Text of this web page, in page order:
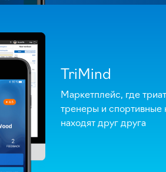
TriMind
Маркетплейс, где
тренеры и спортивные
находят друг друга